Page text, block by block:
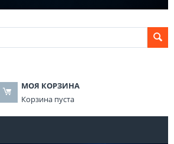
МОЯ КОРЗИНА
Корзина пуста